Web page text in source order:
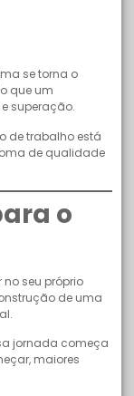
se torna o
que um
superação.
de trabalho está
de qualidade
o
seu próprio
de uma
jornada começa
maiores